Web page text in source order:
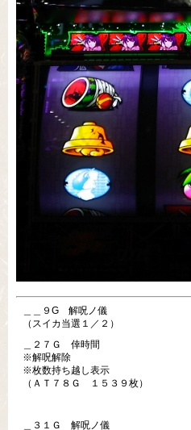
＿＿９G 解呪ノ儀
（スイカ当選１／２）
＿２７Ｇ 倖時間
※解呪解除
※枚数持ち越し表示
（ＡＴ７８Ｇ １５３９枚）
＿３１Ｇ 解呪ノ儀